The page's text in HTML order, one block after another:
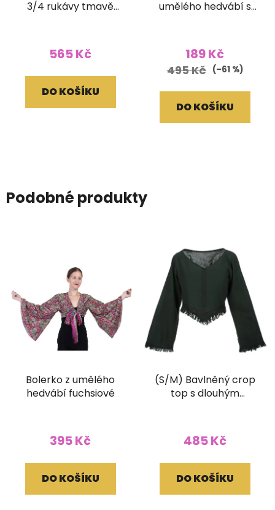
3/4 rukávy tmavě
565 Kč
DO KOŠÍKU
umělého hedvábí s
189 Kč
495 Kč (–61 %)
DO KOŠÍKU
Podobné produkty
Bolerko z umělého
hedvábí fuchsiové
395 Kč
DO KOŠÍKU
(S/M) Bavlněný crop
top s dlouhým
485 Kč
DO KOŠÍKU